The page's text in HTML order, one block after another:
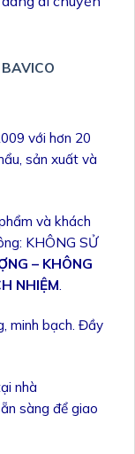
với hơn 20
sản xuất và
và khách
KHÔNG SỬ
– KHÔNG
NHIỆM
minh bạch. Đầy
nhà
sàng để giao